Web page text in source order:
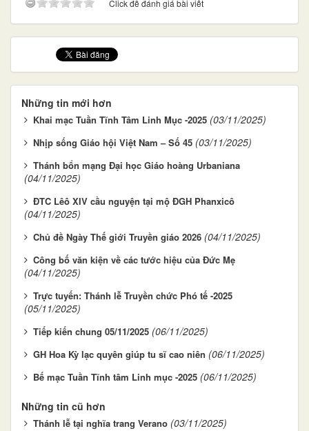
Click để đánh giá bài viết
Những tin mới hơn
Khai mạc Tuần Tĩnh Tâm Linh Mục -2025 (03/11/2025)
Nhịp sống Giáo hội Việt Nam – Số 45 (03/11/2025)
Thánh bổn mạng Đại học Giáo hoàng Urbaniana
(04/11/2025)
ĐTC Lêô XIV cầu nguyện tại mộ ĐGH Phanxicô
(04/11/2025)
Chủ đề Ngày Thế giới Truyền giáo 2026 (04/11/2025)
Công bố văn kiện về các tước hiệu của Đức Mẹ
(04/11/2025)
Trực tuyến: Thánh lễ Truyền chức Phó tế -2025
(05/11/2025)
Tiếp kiến chung 05/11/2025 (06/11/2025)
GH Hoa Kỳ lạc quyên giúp tu sĩ cao niên (06/11/2025)
Bế mạc Tuần Tĩnh tâm Linh mục -2025 (06/11/2025)
Những tin cũ hơn
Thánh lễ tại nghĩa trang Verano (03/11/2025)